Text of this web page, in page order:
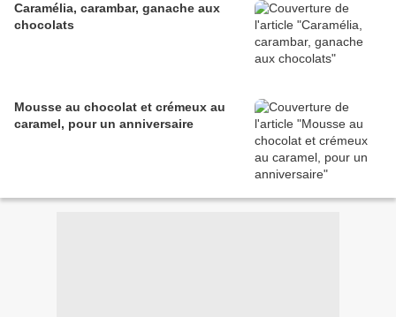
Caramélia, carambar, ganache aux
chocolats
Mousse au chocolat et crémeux au
caramel, pour un anniversaire